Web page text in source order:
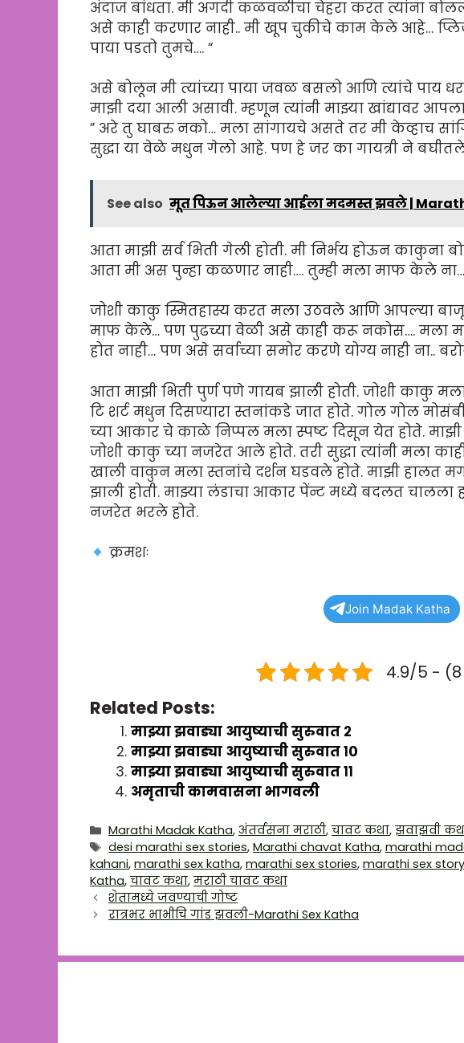
अंदाज बांधता. मी अगदी कळवळीचा चेहरा करत त्यांना
असे काही करणार नाही.. मी खूप चुकीचे काम केले आहे…
पाया पडतो तुमचे…. “
असे बोलून मी त्यांच्या पाया जवळ बसलो आणि त्यांचे पाय
माझी दया आली असावी. म्हणून त्यांनी माझ्या खांद्यावर
” अरे तु घाबरु नको… मला सांगायचे असते तर मी केव्हाच
सुद्धा या वेळे मधुन गेलो आहे. पण हे जर का गायत्री ने
See also मूत पिऊन आलेल्या आईला मदमस्त झवले |
आता माझी सर्व भिती गेली होती. मी निर्भय होऊन
आता मी अस पुन्हा कळणार नाही…. तुम्ही मला माफ केले
जोशी काकु स्मितहास्य करत मला उठवले आणि आपल्या
माफ केले… पण पुढच्या वेळी असे काही करू नकोस…. मला
होत नाही… पण असे सर्वाच्या समोर करणे योग्य नाही ना..
आता माझी भिती पुर्ण पणे गायब झाली होती. जोशी काकु
टि शर्ट मधुन दिसण्यारा स्तनांकडे जात होते. गोल गोल
च्या आकार चे काळे निप्पल मला स्पष्ट दिसून येत होते.
जोशी काकु च्या नजरेत आले होते. तरी सुद्धा त्यांनी मला
खाली वाकुन मला स्तनांचे दर्शन घडवले होते. माझी हालत
झाली होती. माझ्या लंडाचा आकार पेंन्ट मध्ये बदलत चालला
नजरेत भरले होते.
क्रमशः
Join Madak Katha
4.9/5 -
Related Posts:
माझ्या झवाड्या आयुष्याची सुरुवात २
माझ्या झवाड्या आयुष्याची सुरुवात १०
माझ्या झवाड्या आयुष्याची सुरुवात ११
अमृताची कामवासना भागवली
Categories
Marathi Madak Katha,अंतर्वसना मराठी,चावट कथा,झवाझवी
Tags
desi marathi sex stories,Marathi chavat Katha,marathi
kahani, marathi sex katha, marathi sex stories, marathi sex story
Katha, चावट कथा, मराठी चावट कथा
शेतामध्ये जवण्याची गोष्ट
रात्रभर भाभीचि गांड झवली-Marathi Sex Katha